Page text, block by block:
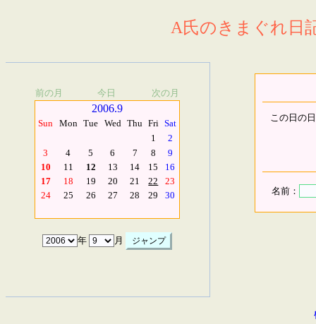
A氏のきまぐれ日
前の月 今日 次の月
2006.9
Sun Mon Tue Wed Thu Fri Sat
1
2
3
4 5 6 7 8
9
10
11 12 13 14 15
16
17
18 19 20 21 22
23
24
25 26 27 28 29 30
年 月
この日の
名前：